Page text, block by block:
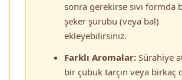
sonra gerekirse sıvı formda
şeker şurubu (veya bal)
ekleyebilirsiniz.
Farklı Aromalar: Sürahiye
bir çubuk tarçın veya birkaç